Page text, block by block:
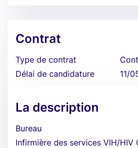
Contrat
Type de contrat
Délai de candidature
11/
La description
Bureau
Infirmière des services VIH/HIV